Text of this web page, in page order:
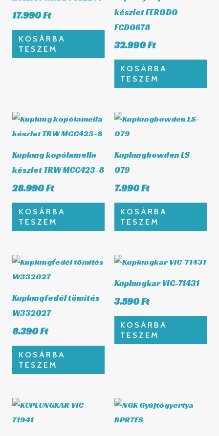
17.990Ft
KOSÁRBA
TESZEM
készlet FERODO
FCD0678
32.990Ft
KOSÁRBA
TESZEM
Kuplung kopólamella
készlet TRW MCC423-8
28.990Ft
KOSÁRBA
TESZEM
Kuplungbowden LS-
079
7.990Ft
KOSÁRBA
TESZEM
Kuplungfedél tömítés
W332027
8.390Ft
KOSÁRBA
TESZEM
Kuplungkar VIC-71431
3.590Ft
KOSÁRBA
TESZEM